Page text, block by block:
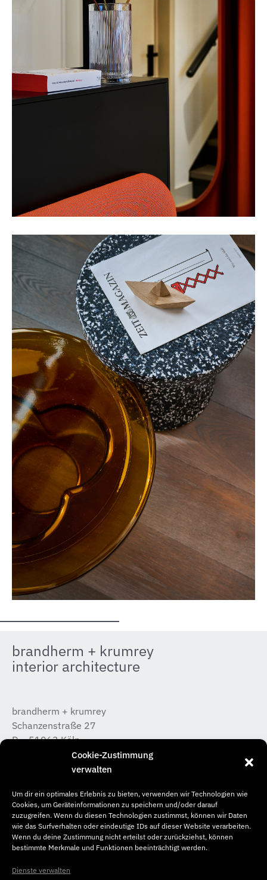
Cookie-Zustimmung
verwalten
Um dir ein optimales Erlebnis zu bieten, verwenden wir Technologien wie
Cookies, um Geräteinformationen zu speichern und/oder darauf
zuzugreifen. Wenn du diesen Technologien zustimmst, können wir Daten
wie das Surfverhalten oder eindeutige IDs auf dieser Website verarbeiten.
Wenn du deine Zustimmung nicht erteilst oder zurückziehst, können
bestimmte Merkmale und Funktionen beeinträchtigt werden.
Dienste verwalten
brandherm + krumrey
interior architecture
brandherm + krumrey
Schanzenstraße 27
D – 51063 Köln
T +49 (0) 221 / 933 315 – 0
koeln@b-k-i.de
brandherm + krumrey
Donnerstraße 20
D – 22763 Hamburg
T +49 (0) 40 / 65 04 46 –50